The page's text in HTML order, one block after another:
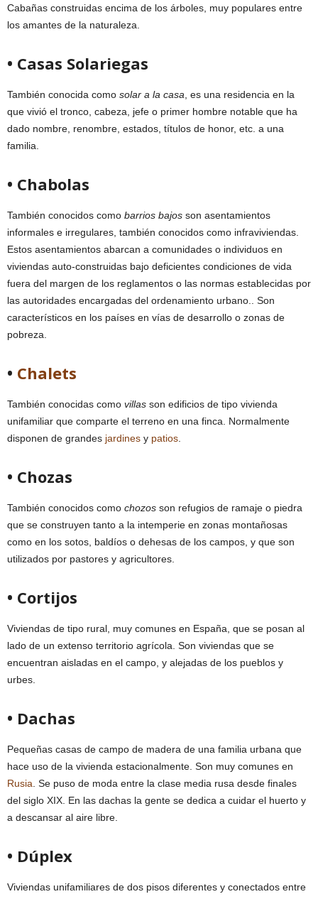
Cabañas construidas encima de los árboles, muy populares entre
los amantes de la naturaleza.
• Casas Solariegas
También conocida como solar a la casa , es una residencia en la
que vivió el tronco, cabeza, jefe o primer hombre notable que ha
dado nombre, renombre, estados, títulos de honor, etc. a una
familia.
• Chabolas
También conocidos como barrios bajos son asentamientos
informales e irregulares, también conocidos como infraviviendas.
Estos asentamientos abarcan a comunidades o individuos en
viviendas auto-construidas bajo deficientes condiciones de vida
fuera del margen de los reglamentos o las normas establecidas por
las autoridades encargadas del ordenamiento urbano.. Son
característicos en los países en vías de desarrollo o zonas de
pobreza.
• Chalets
También conocidas como villas son edificios de tipo vivienda
unifamiliar que comparte el terreno en una finca. Normalmente
disponen de grandes jardines y patios
• Chozas
También conocidos como chozos son refugios de ramaje o piedra
que se construyen tanto a la intemperie en zonas montañosas
como en los sotos, baldíos o dehesas de los campos, y que son
utilizados por pastores y agricultores.
• Cortijos
Viviendas de tipo rural, muy comunes en España, que se posan al
lado de un extenso territorio agrícola. Son viviendas que se
encuentran aisladas en el campo, y alejadas de los pueblos y
urbes.
• Dachas
Pequeñas casas de campo de madera de una familia urbana que
hace uso de la vivienda estacionalmente. Son muy comunes en
Rusia . Se puso de moda entre la clase media rusa desde finales
del siglo XIX. En las dachas la gente se dedica a cuidar el huerto y
a descansar al aire libre.
• Dúplex
Viviendas unifamiliares de dos pisos diferentes y conectados entre